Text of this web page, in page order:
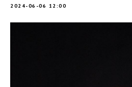
2024-06-06 12:00